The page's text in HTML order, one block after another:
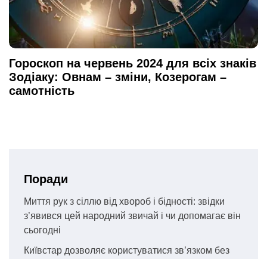
Гороскоп на червень 2024 для всіх знаків
Зодіаку: Овнам – зміни, Козерогам –
самотність
Поради
Миття рук з сіллю від хвороб і бідності: звідки
з’явився цей народний звичай і чи допомагає він
сьогодні
Київстар дозволяє користуватися зв’язком без